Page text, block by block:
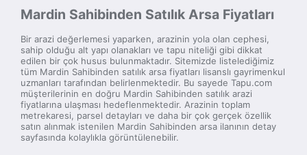
Mardin Sahibinden Satılık Arsa Fiyatları
Bir arazi değerlemesi yaparken, arazinin yola olan cephesi,
sahip olduğu alt yapı olanakları ve tapu niteliği gibi dikkat
edilen bir çok husus bulunmaktadır. Sitemizde listelediğimiz
tüm Mardin Sahibinden satılık arsa fiyatları lisanslı gayrimenkul
uzmanları tarafından belirlenmektedir. Bu sayede Tapu.com
müşterilerinin en doğru Mardin Sahibinden satılık arazi
fiyatlarına ulaşması hedeflenmektedir. Arazinin toplam
metrekaresi, parsel detayları ve daha bir çok gerçek özellik
satın alınmak istenilen Mardin Sahibinden arsa ilanının detay
sayfasında kolaylıkla görüntülenebilir.